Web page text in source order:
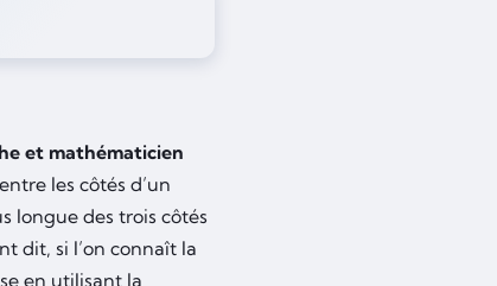
et mathématicien
les côtés d’un
longue des trois côtés
dit, si l’on connaît la
en utilisant la